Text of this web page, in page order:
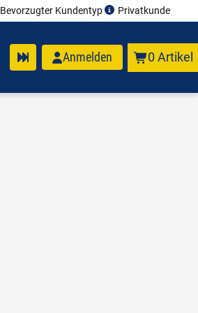
Bevorzugter Kundentyp Privatkunde
Anmelden 0 Artikel